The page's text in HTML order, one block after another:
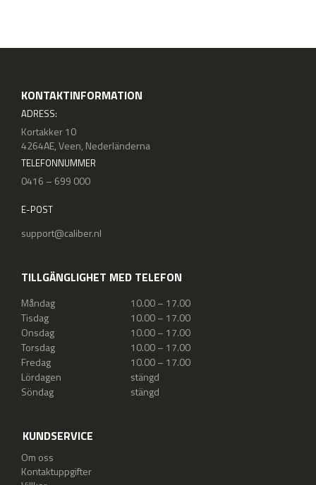
KONTAKTINFORMATION
ADRESS:
Kortakker 10
4264AE, Veen, Nederländerna
TELEFONNUMMER
0416 – 699 000
E-POST
support@caliber.nl
TILLGÄNGLIGHET MED TELEFON
Måndag
10.00 – 17.00
Tisdag
10.00 – 17.00
Onsdag
10.00 – 17.00
Torsdag
10.00 – 17.00
Fredag
10.00 – 17.00
Lördagen
stängd
Söndag
stängd
KUNDSERVICE
Om oss
Kontaktuppgifter